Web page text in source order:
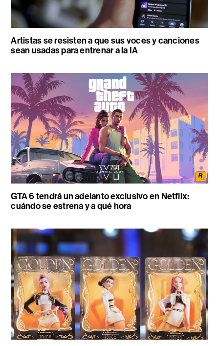
Artistas se resisten a que sus voces y canciones
sean usadas para entrenar a la IA
GTA 6 tendrá un adelanto exclusivo en Netflix:
cuándo se estrena y a qué hora